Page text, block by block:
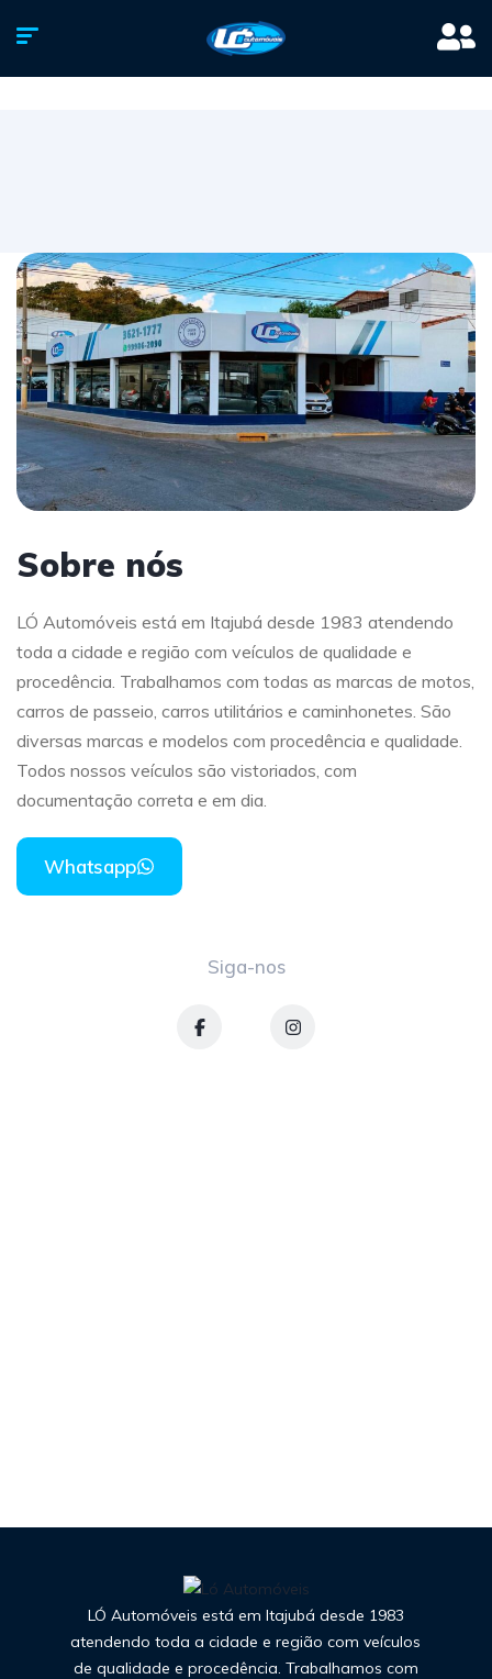
Sobre nós
LÓ Automóveis está em Itajubá desde 1983 atendendo
toda a cidade e região com veículos de qualidade e
procedência. Trabalhamos com todas as marcas de motos,
carros de passeio, carros utilitários e caminhonetes. São
diversas marcas e modelos com procedência e qualidade.
Todos nossos veículos são vistoriados, com
documentação correta e em dia.
Whatsapp
Siga-nos
LÓ Automóveis está em Itajubá desde 1983
atendendo toda a cidade e região com veículos
de qualidade e procedência. Trabalhamos com